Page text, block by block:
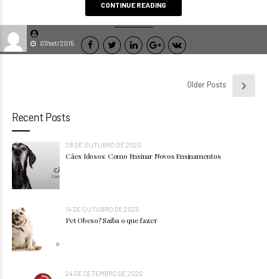
07/set/2015
CONTINUE READING
Older Posts
Recent Posts
28 DE OUTUBRO DE 2020
Cães Idosos: Como Ensinar Novos Ensinamentos
14 DE OUTUBRO DE 2020
Pet Obeso? Saiba o que fazer
24 DE SETEMBRO DE 2020